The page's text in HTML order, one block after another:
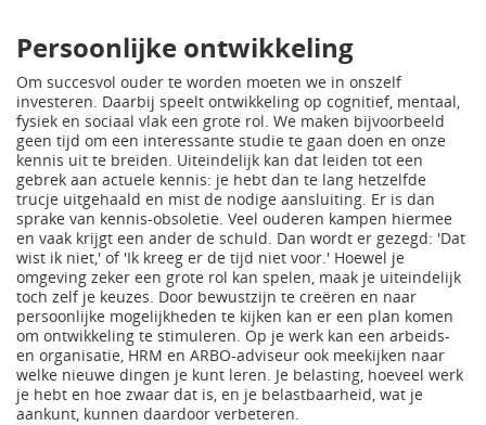
Persoonlijke ontwikkeling
Om succesvol ouder te worden moeten we in onszelf
investeren. Daarbij speelt ontwikkeling op cognitief, mentaal,
fysiek en sociaal vlak een grote rol. We maken bijvoorbeeld
geen tijd om een interessante studie te gaan doen en onze
kennis uit te breiden. Uiteindelijk kan dat leiden tot een
gebrek aan actuele kennis: je hebt dan te lang hetzelfde
trucje uitgehaald en mist de nodige aansluiting. Er is dan
sprake van kennis-obsoletie. Veel ouderen kampen hiermee
en vaak krijgt een ander de schuld. Dan wordt er gezegd: 'Dat
wist ik niet,' of 'Ik kreeg er de tijd niet voor.' Hoewel je
omgeving zeker een grote rol kan spelen, maak je uiteindelijk
toch zelf je keuzes. Door bewustzijn te creëren en naar
persoonlijke mogelijkheden te kijken kan er een plan komen
om ontwikkeling te stimuleren. Op je werk kan een arbeids-
en organisatie, HRM en ARBO-adviseur ook meekijken naar
welke nieuwe dingen je kunt leren. Je belasting, hoeveel werk
je hebt en hoe zwaar dat is, en je belastbaarheid, wat je
aankunt, kunnen daardoor verbeteren.